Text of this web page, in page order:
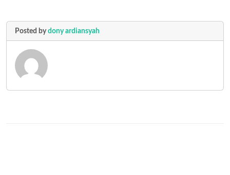
Posted bydony ardiansyah